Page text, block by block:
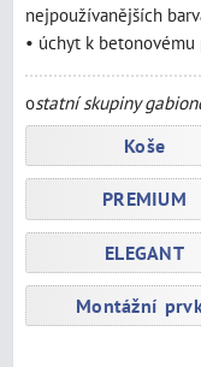
nejpoužívanějších
• úchyt k
ostatní skupiny
Koše
PREMIUM
ELEGANT
Montážní